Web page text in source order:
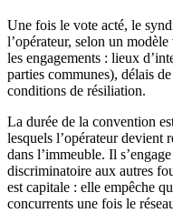
Une fois le vote acté, le
l’opérateur, selon un
les engagements : lieux
parties communes), délais
conditions de résiliation.
La durée de la convention
lesquels l’opérateur devient
dans l’immeuble. Il
discriminatoire aux autres
est capitale : elle empêche
concurrents une fois le